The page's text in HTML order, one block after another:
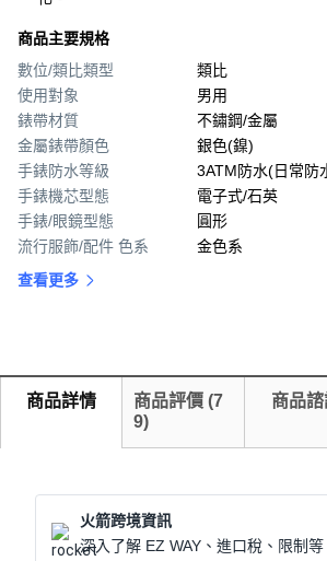
商品主要規格
數位/類比類型
類比
使用對象
男用
錶帶材質
不鏽鋼/金屬
金屬錶帶顏色
銀色(鎳)
手錶防水等級
3ATM防水(日常防
手錶機芯型態
電子式/石英
手錶/眼鏡型態
圓形
流行服飾/配件 色系
金色系
查看更多
商品詳情 商品評價 (7
9)
商品諮
火箭跨境資訊
深入了解 EZ WAY、進口稅、限制等